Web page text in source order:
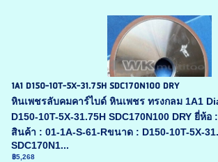
1A1 D150-10T-5X-31.75H SDC170N100 DRY
หินเพชรลับคมคาร์ไบด์ หินเพชร ทรงกลม 1A1
D150-10T-5X-31.75H SDC170N100 DRY ยี่ห้
สินค้า : 01-1A-S-61-Rขนาด : D150-10T-5X-
SDC170N1...
฿5,268